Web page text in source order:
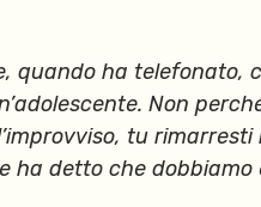
quando ha
Non
tu
ha detto che